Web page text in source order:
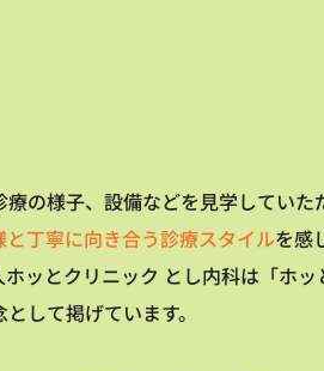
療の様子、設備などを見学していた
と丁寧に向き合う診療スタイルを感
ホッとクリニック とし内科は「ホ
して掲げています。